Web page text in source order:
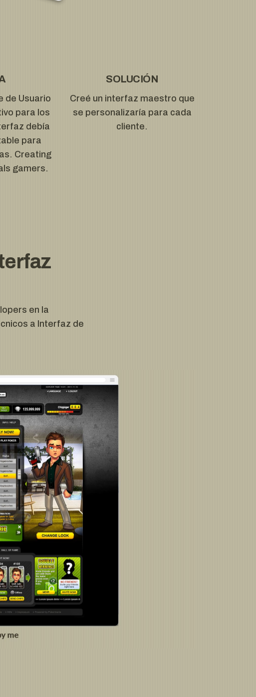
de Usuario
para los
debía
para
Creating
gamers.
SOLUCIÓN
Creé un interfaz maestro que
se personalizaría para cada
cliente.
en la
a Interfaz de